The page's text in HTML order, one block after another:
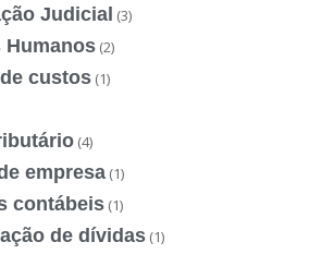
Judicial (3)
Humanos (2)
custos (1)
(4)
empresa (1)
contábeis (1)
de dívidas (1)